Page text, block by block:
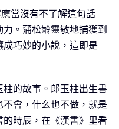
當沒有不了解這句話
。蒲松齡靈敏地捕獲到
巧妙的小說，這即是
柱的故事。郎玉柱出生書
會，什么也不做，就是
時辰，在《漢書》里看